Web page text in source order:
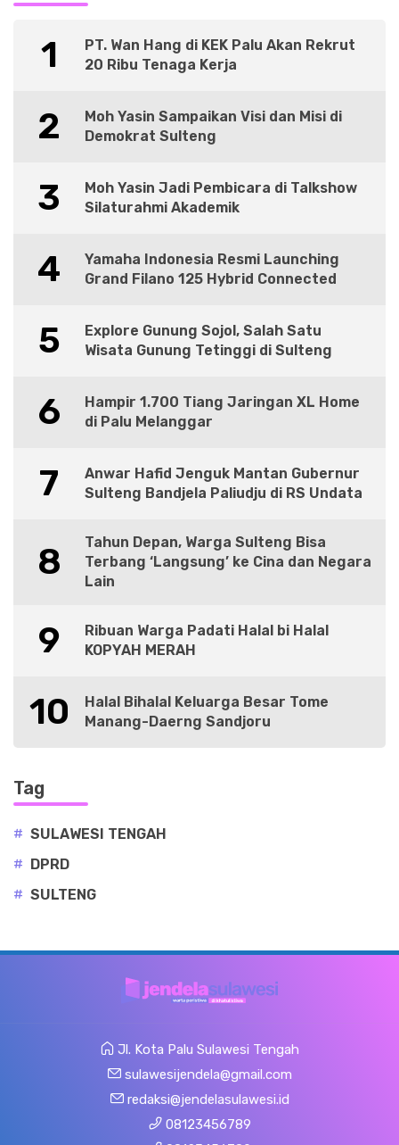
1
PT. Wan Hang di KEK Palu Akan Rekrut
20 Ribu Tenaga Kerja
2
Moh Yasin Sampaikan Visi dan Misi di
Demokrat Sulteng
3
Moh Yasin Jadi Pembicara di Talkshow
Silaturahmi Akademik
4
Yamaha Indonesia Resmi Launching
Grand Filano 125 Hybrid Connected
5
Explore Gunung Sojol, Salah Satu
Wisata Gunung Tetinggi di Sulteng
6
Hampir 1.700 Tiang Jaringan XL Home
di Palu Melanggar
7
Anwar Hafid Jenguk Mantan Gubernur
Sulteng Bandjela Paliudju di RS Undata
8
Tahun Depan, Warga Sulteng Bisa
Terbang ‘Langsung’ ke Cina dan Negara
Lain
9
Ribuan Warga Padati Halal bi Halal
KOPYAH MERAH
10
Halal Bihalal Keluarga Besar Tome
Manang-Daerng Sandjoru
Tag
# SULAWESI TENGAH
#
DPRD
# SULTENG
Jl. Kota Palu Sulawesi Tengah
sulawesijendela@gmail.com
redaksi@jendelasulawesi.id
08123456789